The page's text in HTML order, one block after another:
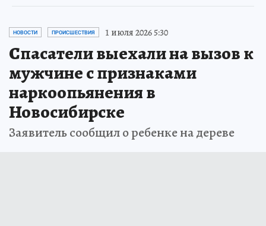
НОВОСТИ ПРОИСШЕСТВИЯ 1 июля 2026 5:30
Спасатели выехали на вызов к
мужчине с признаками
наркоопьянения в
Новосибирске
Заявитель сообщил о ребенке на дереве